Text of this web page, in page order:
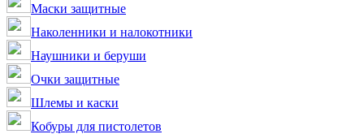
Маски защитные
Наколенники и налокотники
Наушники и беруши
Очки защитные
Шлемы и каски
Кобуры для пистолетов